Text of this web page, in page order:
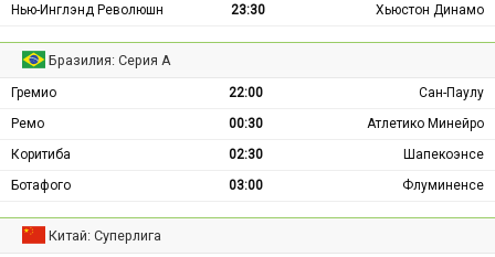
Нью-Инглэнд Революшн 23:30 Хьюстон Динамо
Бразилия: Серия А
Гремио 22:00
Сан-Паулу
Ремо
00:30
Атлетико Минейро
Коритиба
02:30
Шапекоэнсе
Ботафого
03:00 Флуминенсе
Китай: Суперлига